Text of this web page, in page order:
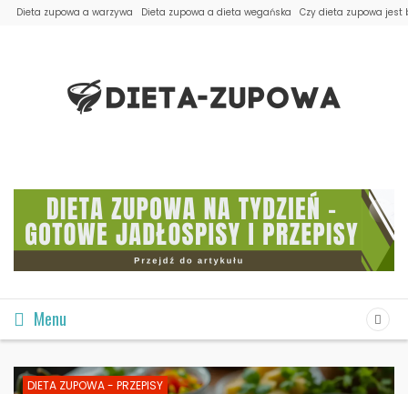
Dieta zupowa a warzywa Dieta zupowa a dieta wegańska Czy dieta zupowa jest
Menu
DIETA ZUPOWA - PRZEPISY